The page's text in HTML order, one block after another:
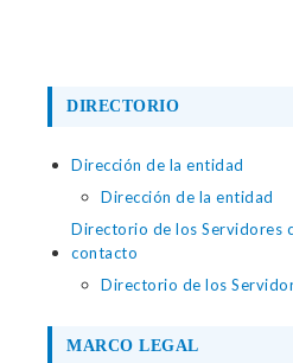
DIRECTORIO
Dirección de la entidad
Dirección de la entidad
Directorio de los Servidores
contacto
Directorio de los
MARCO LEGAL